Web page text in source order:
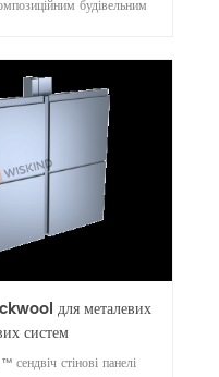
будівельним
кам'яну вату:
не менше 98%, а
він не виробляє
має хороші показники
пожежам.
для металевих
систем
сендвіч стінові панелі